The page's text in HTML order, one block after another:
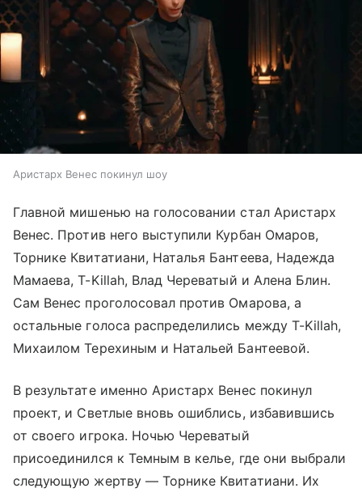
Аристарх Венес покинул шоу
Главной мишенью на голосовании стал Аристарх
Венес. Против него выступили Курбан Омаров,
Торнике Квитатиани, Наталья Бантеева, Надежда
Мамаева, T-Killah, Влад Череватый и Алена Блин.
Сам Венес проголосовал против Омарова, а
остальные голоса распределились между T-Killah,
Михаилом Терехиным и Натальей Бантеевой.
В результате именно Аристарх Венес покинул
проект, и Светлые вновь ошиблись, избавившись
от своего игрока. Ночью Череватый
присоединился к Темным в келье, где они выбрали
следующую жертву — Торнике Квитатиани. Их